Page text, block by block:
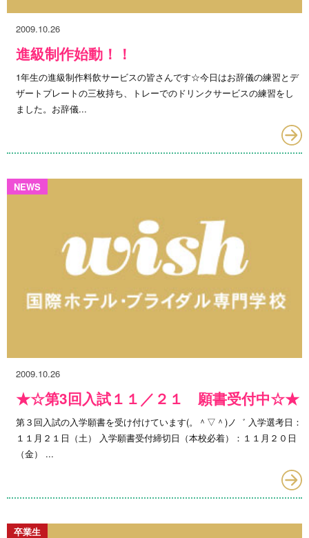
2009.10.26
進級制作始動！！
1年生の進級制作料飲サービスの皆さんです☆今日はお辞儀の練習とデ
ザートプレートの三枚持ち、トレーでのドリンクサービスの練習をし
ました。お辞儀...
NEWS
2009.10.26
★☆第3回入試１１／２１ 願書受付中☆★
第３回入試の入学願書を受け付けています(。＾▽＾)ノ゛ 入学選考日：
１１月２１日（土） 入学願書受付締切日（本校必着）：１１月２０日
（金） ...
卒業生